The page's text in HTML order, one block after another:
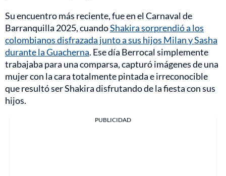
Su encuentro más reciente, fue en el Carnaval de
Barranquilla 2025, cuandoShakira sorprendió a los
colombianos disfrazada junto a sus hijos Milan y Sasha
durante la Guacherna. Ese día Berrocal simplemente
trabajaba para una comparsa, capturó imágenes de una
mujer con la cara totalmente pintada e irreconocible
que resultó ser Shakira disfrutando de la fiesta con sus
hijos.
PUBLICIDAD